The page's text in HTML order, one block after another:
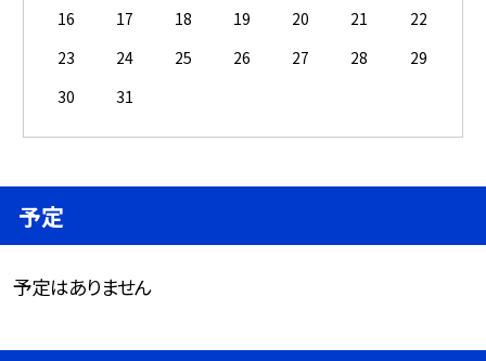
16
17 18 19 20 21
22
23
24 25 26 27 28
29
30
31
予定
予定はありません